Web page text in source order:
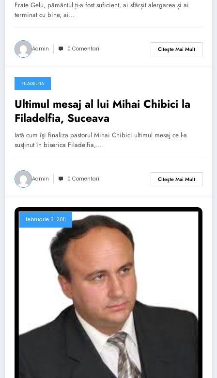
Frate Gelu, pământul ți-a fost suficient, ai sfârșit alergarea și ai
terminat cu bine, ai…
Admin 0 Comentarii Citește Mai Mult
februarie 4, 2011
FILADELFIA
Ultimul mesaj al lui Mihai Chibici la
Filadelfia, Suceava
Iată cum îşi finaliza pastorul Mihai Chibici ultimul mesaj ce l-a
susţinut în biserica Filadelfia,…
Admin 0 Comentarii Citește Mai Mult
februarie 3, 2011